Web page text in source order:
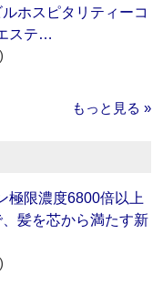
ホスピタリティーコ
ステ…
もっと見る »
極限濃度6800倍以上
髪を芯から満たす新